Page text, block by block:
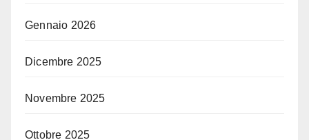
Gennaio 2026
Dicembre 2025
Novembre 2025
Ottobre 2025